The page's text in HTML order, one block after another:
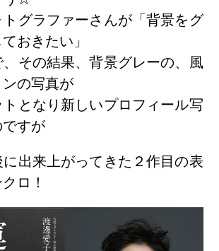
グラファーさんが「背景をグ
おきたい」
、その結果、背景グレーの、風
の写真が
となり新しいプロフィール写
すが
出来上がってきた２作目の表
ロ！